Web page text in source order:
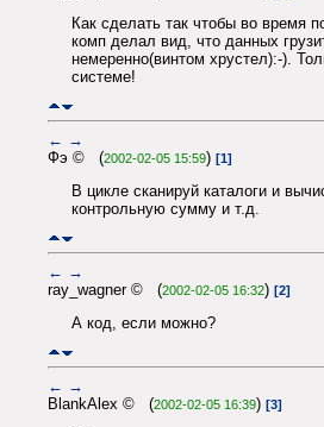
Как сделать так чтобы во время
комп делал вид, что данных
немеренно(винтом хрустел):-).
системе!
← →
Фэ © (2002-02-05 15:59) [1]
В цикле сканируй каталоги и
контрольную сумму и т.д.
← →
ray_wagner © (2002-02-05 16:32) [2]
А код, если можно?
← →
BlankAlex © (2002-02-05 16:39) [3]